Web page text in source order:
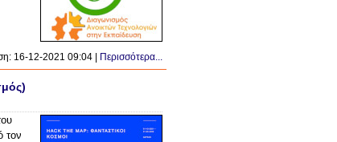
16-12-2021 09:04 | Περισσότερα...
τον